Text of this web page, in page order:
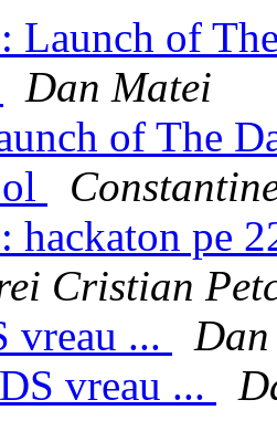
Launch of
Dan Matei
of The
hackaton pe
Cristian
vreau ...
vreau ...